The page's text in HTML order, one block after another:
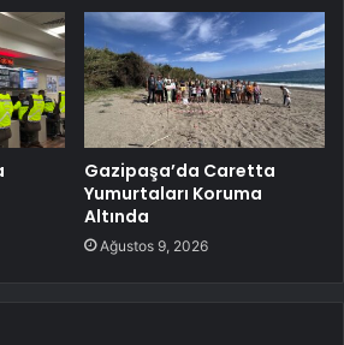
Gazipaşa’da Caretta
Yumurtaları Koruma
Altında
Ağustos 9, 2026